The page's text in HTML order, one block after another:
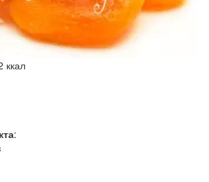
ккал
: